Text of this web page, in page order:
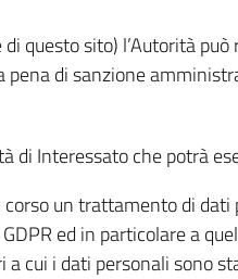
questo sito) l’Autorità
pena di sanzione
di Interessato che potrà
un trattamento di dati
ed in particolare a
cui i dati personali sono